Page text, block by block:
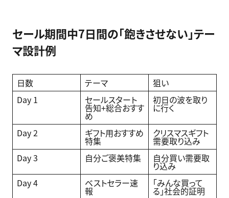
セール期間中7日間の「飽きさせない」テー
マ設計例
日数 テーマ
狙い
Day 1
セールスタート
告知+総合おすす
め
初日の波を取り
に行く
Day 2 ギフト用おすすめ
特集
クリスマスギフト
需要取り込み
Day 3
自分ご褒美特集 自分買い需要取
り込み
Day 4
ベストセラー速
報
「みんな買って
る」社会的証明